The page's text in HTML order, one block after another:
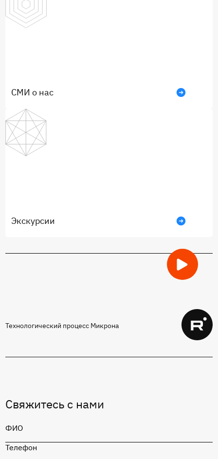
СМИ о нас
Экскурсии
Технологический процесс Микрона
Свяжитесь с нами
ФИО
Телефон